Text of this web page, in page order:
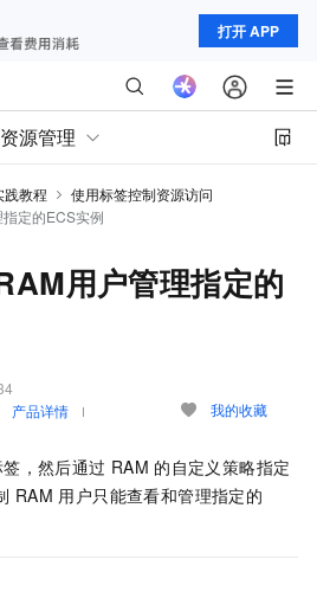
打开 APP
资源管理
践教程
使用标签控制资源访问
定的ECS实例
用户管理指定的
产品详情 我的收藏
，然后通过 RAM 的自定义策略指定
RAM 用户只能查看和管理指定的